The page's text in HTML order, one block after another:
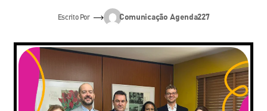
Escrito Por Comunicação Agenda227